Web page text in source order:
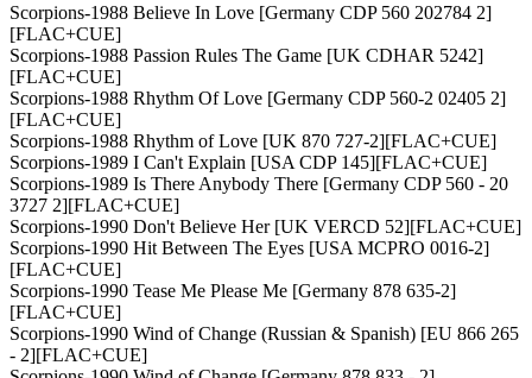
Scorpions-1988 Believe In Love [Germany CDP 560 202784 2]
[FLAC+CUE]
Scorpions-1988 Passion Rules The Game [UK CDHAR 5242]
[FLAC+CUE]
Scorpions-1988 Rhythm Of Love [Germany CDP 560-2 02405 2]
[FLAC+CUE]
Scorpions-1988 Rhythm of Love [UK 870 727-2][FLAC+CUE]
Scorpions-1989 I Can't Explain [USA CDP 145][FLAC+CUE]
Scorpions-1989 Is There Anybody There [Germany CDP 560 - 20
3727 2][FLAC+CUE]
Scorpions-1990 Don't Believe Her [UK VERCD 52][FLAC+CUE]
Scorpions-1990 Hit Between The Eyes [USA MCPRO 0016-2]
[FLAC+CUE]
Scorpions-1990 Tease Me Please Me [Germany 878 635-2]
[FLAC+CUE]
Scorpions-1990 Wind of Change (Russian & Spanish) [EU 866 265
- 2][FLAC+CUE]